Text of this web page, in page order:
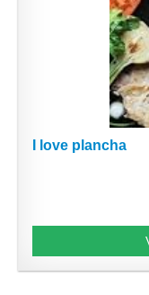
I love plancha